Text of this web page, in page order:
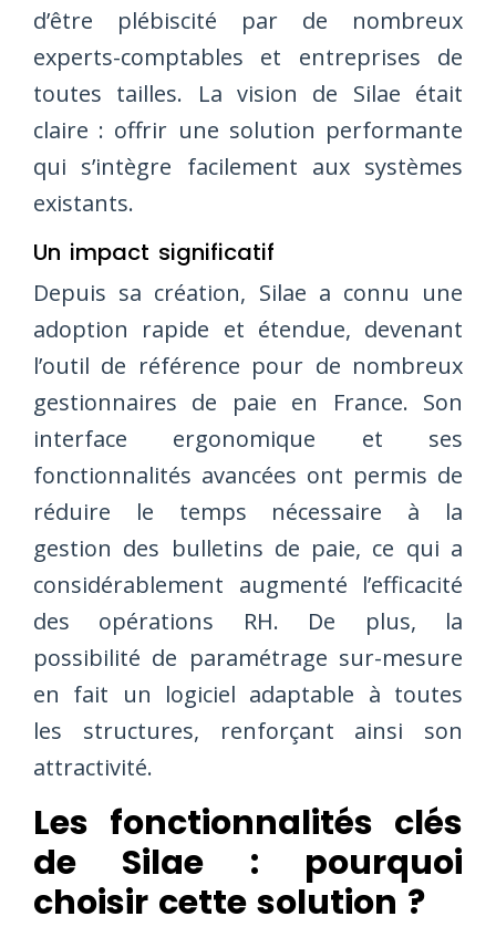
d’être plébiscité par de nombreux
experts-comptables et entreprises de
toutes tailles. La vision de Silae était
claire : offrir une solution performante
qui s’intègre facilement aux systèmes
existants.
Un impact significatif
Depuis sa création, Silae a connu une
adoption rapide et étendue, devenant
l’outil de référence pour de nombreux
gestionnaires de paie en France. Son
interface ergonomique et ses
fonctionnalités avancées ont permis de
réduire le temps nécessaire à la
gestion des bulletins de paie, ce qui a
considérablement augmenté l’efficacité
des opérations RH. De plus, la
possibilité de paramétrage sur-mesure
en fait un logiciel adaptable à toutes
les structures, renforçant ainsi son
attractivité.
Les fonctionnalités clés
de Silae : pourquoi
choisir cette solution ?